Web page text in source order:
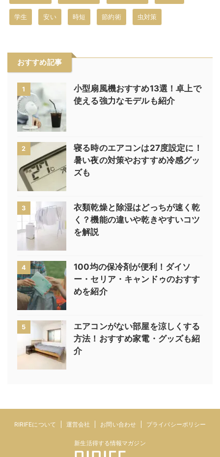
学生 安い 時短 節約術 虫対策
おすすめ記事
1
小型扇風機おすすめ13選！卓上で
使える強力なモデルも紹介
2
寝る時のエアコンは27度設定に！
暑い夜の対策やおすすめ冷感グッ
ズも
3
衣類乾燥と除湿はどっちが速く乾
く？機能の違いや乾きやすいコツ
を解説
4
100均の保冷剤が便利！ダイソ
ー・セリア・キャンドゥのおすす
めを紹介
5
エアコンがない部屋を涼しくする
方法！おすすめ家電・グッズも紹
介
RIRIFEについて 運営会社 お問い合わせ プライバシーポリシー
新生活得する情報マガジン